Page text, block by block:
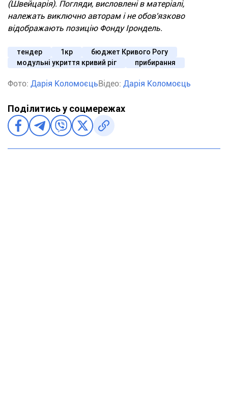
(Швейцарія). Погляди, висловлені в матеріалі,
належать виключно авторам і не обов'язково
відображають позицію Фонду Ірондель.
тендер 1кр
бюджет Кривого Рогу
модульні укриття кривий ріг
прибирання
Фото: Дарія Коломоєць Відео: Дарія Коломоєць
Поділитись у соцмережах